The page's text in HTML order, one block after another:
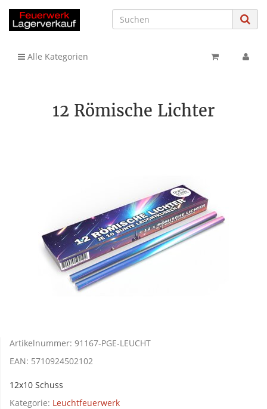
Alle Kategorien
12 Römische Lichter
Artikelnummer: 91167-PGE-LEUCHT
EAN: 5710924502102
12x10 Schuss
Kategorie: Leuchtfeuerwerk